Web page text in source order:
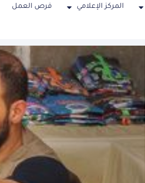
المركز الإعلامي فرص العمل